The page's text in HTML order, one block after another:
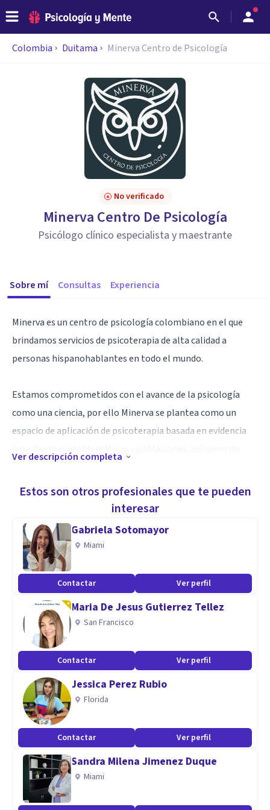
Colombia Duitama Minerva Centro de Psicología
No verificado
Minerva Centro De Psicología
Psicólogo clínico especialista y maestrante
Sobre mí Consultas Experiencia
Minerva es un centro de psicología colombiano en el que
brindamos servicios de psicoterapia de alta calidad a
personas hispanohablantes en todo el mundo.
Estamos comprometidos con el avance de la psicología
como una ciencia, por ello Minerva se plantea como un
espacio de aplicación de psicoterapia basada en evidencia
científico de la psicología al servicio de todos.
Ofrecemos servicios de psicoterapia virtual en donde sea
que estés y presencial en la ciudad de Duitama en Boyacá-
Colombia.
Especialidad
En Minerva estamos capacitados para ayudarte a superar
una gran variedad de dificultades psicológicas como:
1. Depresión.
2. Ansiedad generalizada.
3. Estrés crónico.
4. Trastornos de estrés postraumático.
5. Adicciones conductuales.
6. Fobias.
7. Ansiedad social.
8. Trastornos psicóticos.
Ver descripción completa
Estos son otros profesionales que te pueden
interesar
Gabriela Sotomayor
Miami
Contactar Ver perfil
Maria De Jesus Gutierrez Tellez
San Francisco
Contactar Ver perfil
Jessica Perez Rubio
Florida
Contactar Ver perfil
Sandra Milena Jimenez Duque
Miami